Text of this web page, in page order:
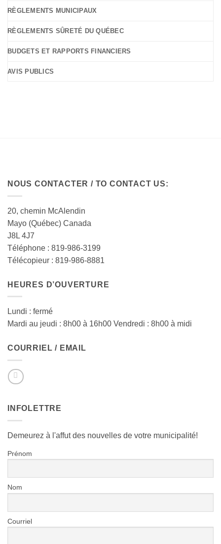
RÈGLEMENTS MUNICIPAUX
RÈGLEMENTS SÛRETÉ DU QUÉBEC
BUDGETS ET RAPPORTS FINANCIERS
AVIS PUBLICS
NOUS CONTACTER / TO CONTACT US:
20, chemin McAlendin
Mayo (Québec) Canada
J8L 4J7
Téléphone : 819-986-3199
Télécopieur : 819-986-8881
HEURES D’OUVERTURE
Lundi : fermé
Mardi au jeudi : 8h00 à 16h00 Vendredi : 8h00 à midi
COURRIEL / EMAIL
INFOLETTRE
Demeurez à l'affut des nouvelles de votre municipalité!
Prénom
Nom
Courriel